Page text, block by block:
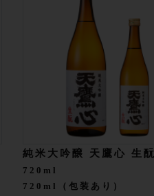
純米大吟醸 天鷹心 生酛
720ml
720ml（包装あり）